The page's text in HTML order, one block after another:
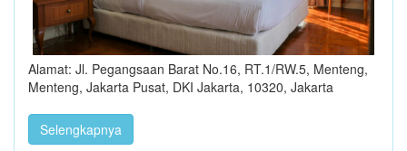
Alamat: Jl. Pegangsaan Barat No.16, RT.1/RW.5, Menteng,
Menteng, Jakarta Pusat, DKI Jakarta, 10320, Jakarta
Selengkapnya